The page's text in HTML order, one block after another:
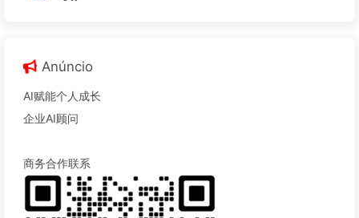
Anúncio
AI赋能个人成长
企业AI顾问
商务合作联系